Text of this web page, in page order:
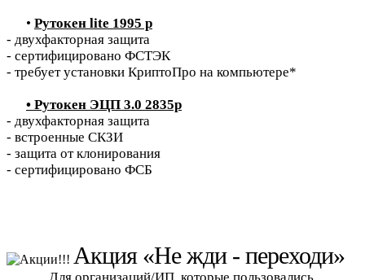
• Рутокен lite 1995 р
- двухфакторная защита
- сертифицировано ФСТЭК
- требует установки КриптоПро на компьютере*
• Рутокен ЭЦП 3.0 2835р
- двухфакторная защита
- встроенные СКЗИ
- защита от клонирования
- сертифицировано ФСБ
Акция «Не жди - переходи»